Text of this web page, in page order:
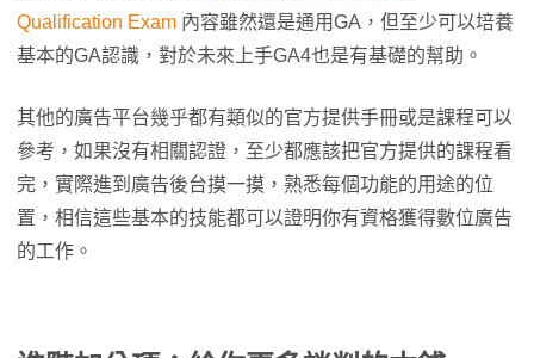
Qualification Exam 內容雖然還是通用GA，但至少可以培養
基本的GA認識，對於未來上手GA4也是有基礎的幫助。
其他的廣告平台幾乎都有類似的官方提供手冊或是課程可以
參考，如果沒有相關認證，至少都應該把官方提供的課程看
完，實際進到廣告後台摸一摸，熟悉每個功能的用途的位
置，相信這些基本的技能都可以證明你有資格獲得數位廣告
的工作。